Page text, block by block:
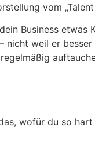
vom
Business etwas
nicht weil er
wofür du so